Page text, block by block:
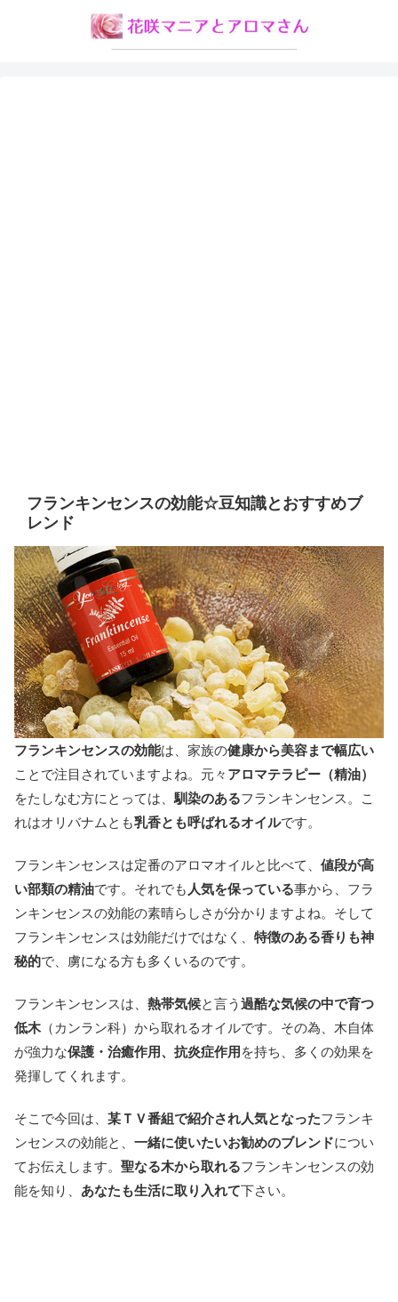
フランキンセンスの効能☆豆知識とおすすめブ
レンド
フランキンセンスの効能は、家族の健康から美容まで幅広い
ことで注目されていますよね。元々 アロマテラピー（精油）
をたしなむ方にとっては、 馴染のあるフランキンセンス。こ
れはオリバナムとも乳香とも呼ばれるオイルです。
フランキンセンスは定番のアロマオイルと比べて、 値段が高
い部類の精油です。それでも 人気を保っている事から、フラ
ンキンセンスの効能の素晴らしさが分かりますよね。そして
フランキンセンスは効能だけではなく、 特徴のある香りも神
秘的で、虜になる方も多くいるのです。
フランキンセンスは、 熱帯気候と言う 過酷な気候の中で育つ
低木（カンラン科）から取れるオイルです。その為、木自体
が強力な保護・治癒作用、抗炎症作用 を持ち、多くの効果を
発揮してくれます。
そこで今回は、 某ＴＶ番組で紹介され人気となったフランキ
ンセンスの効能と、 一緒に使いたいお勧めのブレンドについ
てお伝えします。 聖なる木から取れるフランキンセンスの効
能を知り、 あなたも生活に取り入れて下さい。